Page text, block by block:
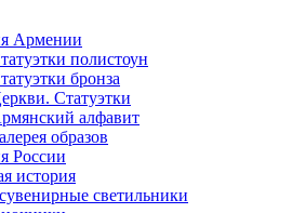
Армении
полистоун
бронза
Статуэтки
алфавит
образов
России
история
светильники